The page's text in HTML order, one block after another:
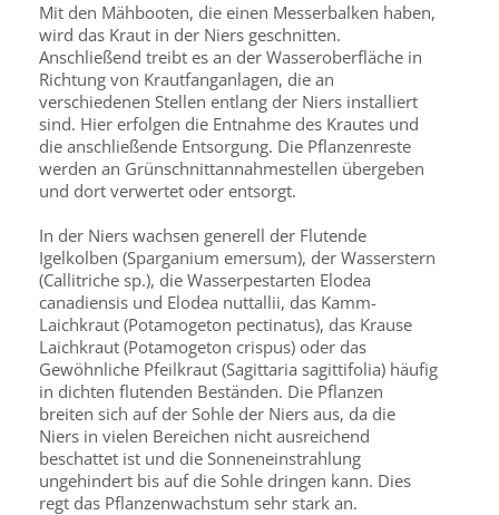
Mit den Mähbooten, die einen Messerbalken haben,
wird das Kraut in der Niers geschnitten.
Anschließend treibt es an der Wasseroberfläche in
Richtung von Krautfanganlagen, die an
verschiedenen Stellen entlang der Niers installiert
sind. Hier erfolgen die Entnahme des Krautes und
die anschließende Entsorgung. Die Pflanzenreste
werden an Grünschnittannahmestellen übergeben
und dort verwertet oder entsorgt.
In der Niers wachsen generell der Flutende
Igelkolben (Sparganium emersum), der Wasserstern
(Callitriche sp.), die Wasserpestarten Elodea
canadiensis und Elodea nuttallii, das Kamm-
Laichkraut (Potamogeton pectinatus), das Krause
Laichkraut (Potamogeton crispus) oder das
Gewöhnliche Pfeilkraut (Sagittaria sagittifolia) häufig
in dichten flutenden Beständen. Die Pflanzen
breiten sich auf der Sohle der Niers aus, da die
Niers in vielen Bereichen nicht ausreichend
beschattet ist und die Sonneneinstrahlung
ungehindert bis auf die Sohle dringen kann. Dies
regt das Pflanzenwachstum sehr stark an.